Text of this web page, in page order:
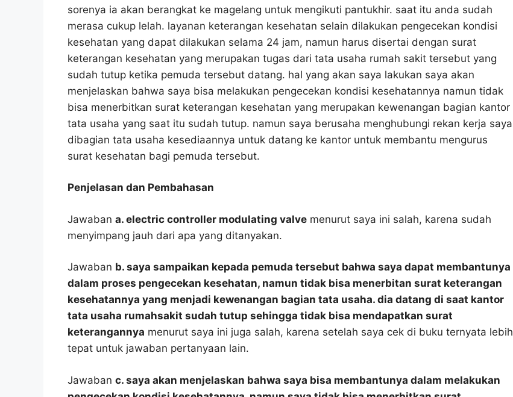
sorenya ia akan berangkat ke magelang untuk mengikuti pantukhir. saat itu anda sudah
merasa cukup lelah. layanan keterangan kesehatan selain dilakukan pengecekan kondisi
kesehatan yang dapat dilakukan selama 24 jam, namun harus disertai dengan surat
keterangan kesehatan yang merupakan tugas dari tata usaha rumah sakit tersebut yang
sudah tutup ketika pemuda tersebut datang. hal yang akan saya lakukan saya akan
menjelaskan bahwa saya bisa melakukan pengecekan kondisi kesehatannya namun tidak
bisa menerbitkan surat keterangan kesehatan yang merupakan kewenangan bagian kantor
tata usaha yang saat itu sudah tutup. namun saya berusaha menghubungi rekan kerja saya
dibagian tata usaha kesediaannya untuk datang ke kantor untuk membantu mengurus
surat kesehatan bagi pemuda tersebut.
Penjelasan dan Pembahasan
Jawaban a. electric controller modulating valve menurut saya ini salah, karena sudah
menyimpang jauh dari apa yang ditanyakan.
Jawaban b. saya sampaikan kepada pemuda tersebut bahwa saya dapat membantunya
dalam proses pengecekan kesehatan, namun tidak bisa menerbitan surat keterangan
kesehatannya yang menjadi kewenangan bagian tata usaha. dia datang di saat kantor
tata usaha rumahsakit sudah tutup sehingga tidak bisa mendapatkan surat
keterangannya menurut saya ini juga salah, karena setelah saya cek di buku ternyata lebih
tepat untuk jawaban pertanyaan lain.
Jawaban c. saya akan menjelaskan bahwa saya bisa membantunya dalam melakukan